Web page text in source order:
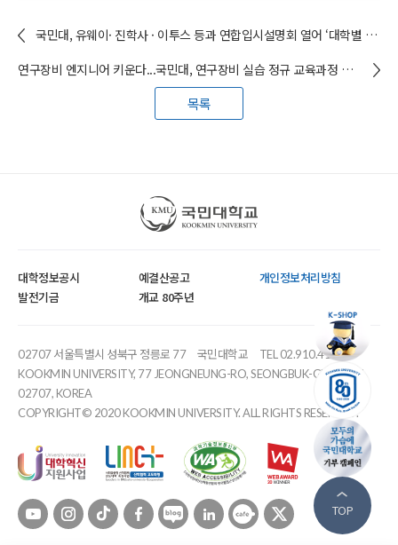
국민대, 유웨이· 진학사 · 이투스 등과 연합입시설명회 열어 ‘대학별 영역별 반영비율, 활용지표를 살펴보고 지원’ 강조
연구장비 엔지니어 키운다...국민대, 연구장비 실습 정규 교육과정 개설
목록
TOP
국민대학교
대학정보공시 예결산공고
개인정보처리방침
발전기금
개교 80주년
02707 서울특별시 성북구 정릉로 77 국민대학교
TEL 02.910.4114
KOOKMIN UNIVERSITY, 77 JEONGNEUNG-RO, SEONGBUK-GU, SEOUL,
02707, KOREA
COPYRIGHT© 2020 KOOKMIN UNIVERSITY. ALL RIGHTS RESERVED.
유튜브 인스타 틱톡 페이스북블로그 링크드인카페 트위터